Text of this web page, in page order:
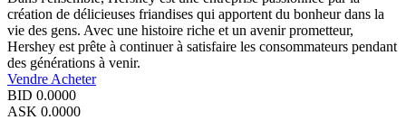
création de délicieuses friandises qui apportent du bonheur dans la
vie des gens. Avec une histoire riche et un avenir prometteur,
Hershey est prête à continuer à satisfaire les consommateurs pendant
des générations à venir.
Vendre Acheter
BID 0.0000
ASK 0.0000